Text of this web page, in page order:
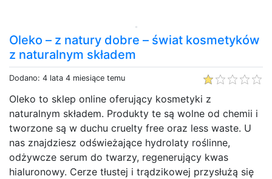
Oleko – z natury dobre – świat kosmetyków
z naturalnym składem
Dodano: 4 lata 4 miesiące temu
Oleko to sklep online oferujący kosmetyki z
naturalnym składem. Produkty te są wolne od chemii i
tworzone są w duchu cruelty free oraz less waste. U
nas znajdziesz odświeżające hydrolaty roślinne,
odżywcze serum do twarzy, regenerujący kwas
hialuronowy. Cerze tłustej i trądzikowej przysłużą się